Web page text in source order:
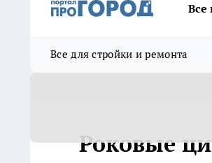
Все
Все для стройки и ремонта
Роковые